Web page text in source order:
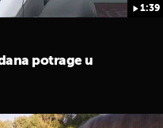
1:39
potrage u